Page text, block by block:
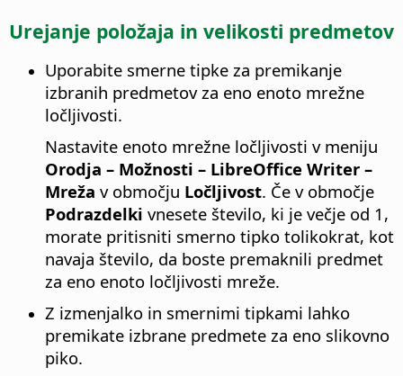
Urejanje položaja in velikosti predmetov
Uporabite smerne tipke za premikanje
izbranih predmetov za eno enoto mrežne
ločljivosti.
Nastavite enoto mrežne ločljivosti v meniju
Orodja – Možnosti – LibreOffice Writer –
Mreža v območju Ločljivost. Če v območje
Podrazdelki vnesete število, ki je večje od 1,
morate pritisniti smerno tipko tolikokrat, kot
navaja število, da boste premaknili predmet
za eno enoto ločljivosti mreže.
Z izmenjalko in smernimi tipkami lahko
premikate izbrane predmete za eno slikovno
piko.